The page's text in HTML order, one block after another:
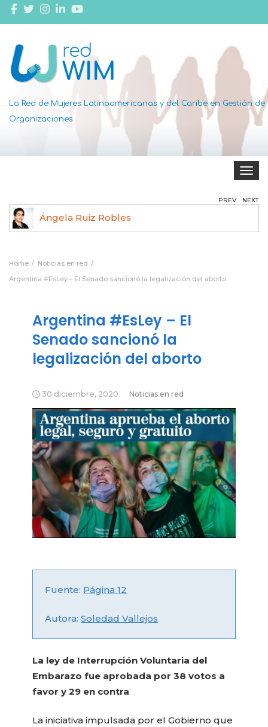
La Red de Mujeres Latinoamericanas y del Caribe en Gestión de
Organizaciones
Toggle
Dottie Thomas
PREV NEXT
Home
Noticias en red
Argentina #EsLey – El Senado sancionó la legalización del aborto
Argentina #EsLey – El
Senado sancionó la
legalización del aborto
30 diciembre, 2020 Noticias en red
Fuente: Página 12
Autora:Soledad Vallejos
La ley de Interrupción Voluntaria del
Embarazo fue aprobada por 38 votos a
favor y 29 en contra
La iniciativa impulsada por el Gobierno que